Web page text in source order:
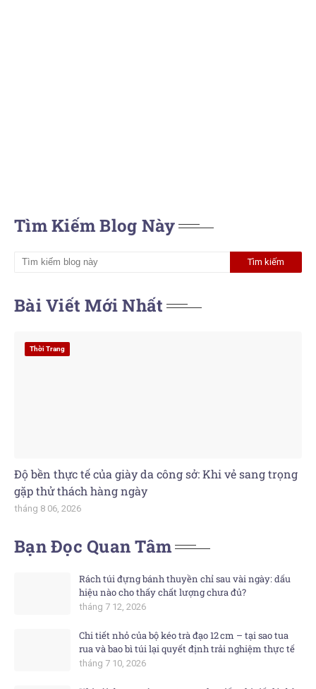
Tìm Kiếm Blog Này
Bài Viết Mới Nhất
Thời Trang
Độ bền thực tế của giày da công sở: Khi vẻ sang trọng
gặp thử thách hàng ngày
tháng 8 06, 2026
Bạn Đọc Quan Tâm
Rách túi đựng bánh thuyền chỉ sau vài ngày: dấu
hiệu nào cho thấy chất lượng chưa đủ?
tháng 7 12, 2026
Chi tiết nhỏ của bộ kéo trà đạo 12 cm – tại sao tua
rua và bao bì túi lại quyết định trải nghiệm thực tế
tháng 7 10, 2026